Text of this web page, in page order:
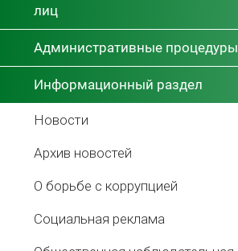
лиц
Административные процедуры
Информационный раздел
Новости
Архив новостей
О борьбе с коррупцией
Социальная реклама